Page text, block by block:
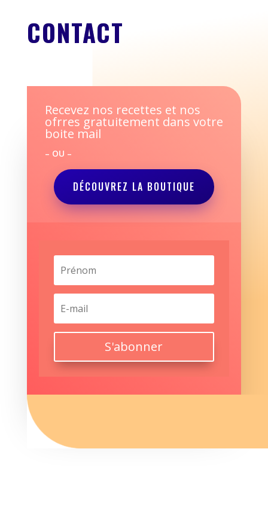
CONTACT
Recevez nos recettes et nos
ofrres gratuitement dans votre
boite mail
– OU –
DÉCOUVREZ LA BOUTIQUE
S'abonner